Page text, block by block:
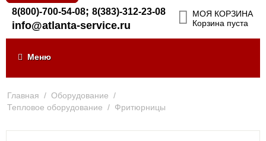
8(800)-700-54-08; 8(383)-312-23-08
info@atlanta-service.ru
МОЯ КОРЗИНА
Корзина пуста
Меню
Главная / Оборудование /
Тепловое оборудование / Фритюрницы